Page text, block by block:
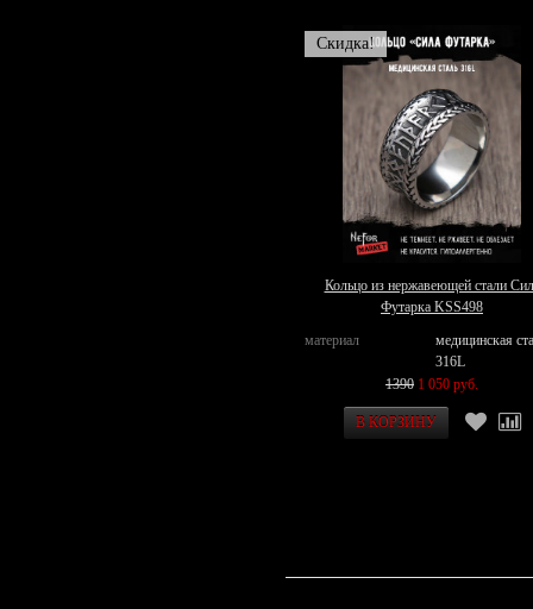
Скидка!
Кольцо из нержавеющей стали
Футарка KSS498
материал
медицинская
316L
1390 1 050 руб.